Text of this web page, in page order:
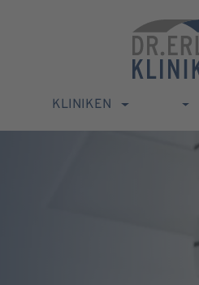
KLINIKEN